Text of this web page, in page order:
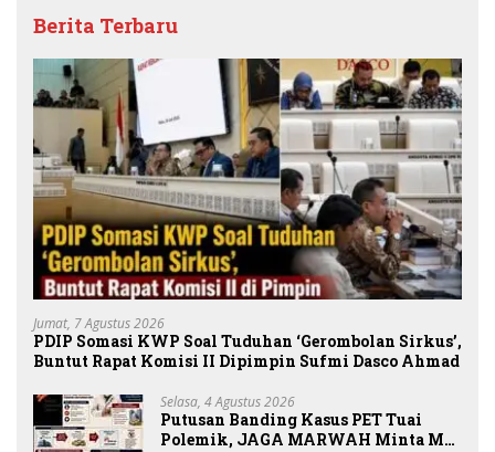
Berita Terbaru
Jumat, 7 Agustus 2026
PDIP Somasi KWP Soal Tuduhan ‘Gerombolan Sirkus’,
Buntut Rapat Komisi II Dipimpin Sufmi Dasco Ahmad
Selasa, 4 Agustus 2026
Putusan Banding Kasus PET Tuai
Polemik, JAGA MARWAH Minta MA